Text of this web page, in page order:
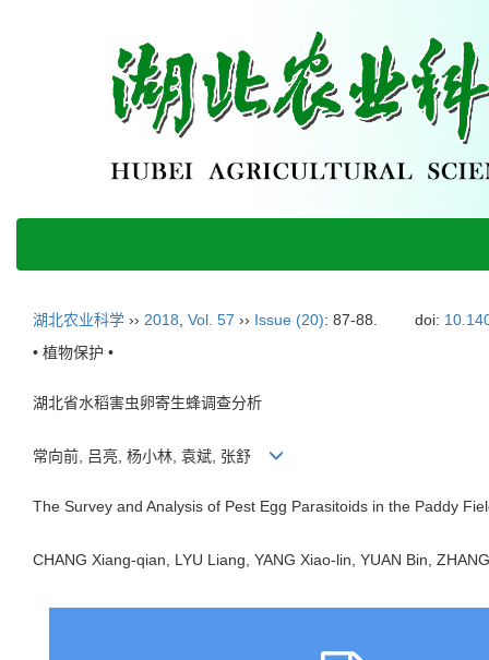
湖北农业科学 ›› 2018 Vol. 57 ›› Issue (20): 87-88. doi:
• 植物保护 •
湖北省水稻害虫卵寄生蜂调查分析
常向前, 吕亮, 杨小林, 袁斌, 张舒
The Survey and Analysis of Pest Egg Parasitoids in the Paddy
CHANG Xiang-qian, LYU Liang, YANG Xiao-lin, YUAN Bin,